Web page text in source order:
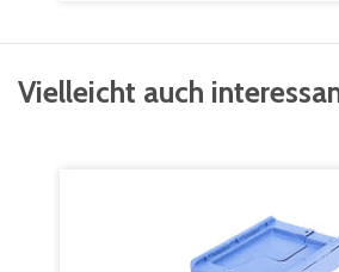
Vielleicht auch